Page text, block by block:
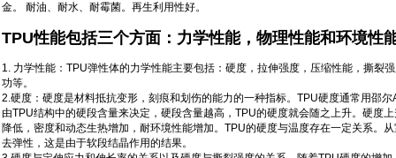
金。 耐油、耐水、耐霉菌。再生利用性好。
TPU性能包括三个方面：力学性能，物理性能和环境性
1. 力学性能：TPU弹性体的力学性能主要包括：硬度，拉伸强度，压缩性能，撕
功等。
2.硬度：硬度是材料抵抗变形，刻痕和划伤的能力的一种指标。TPU硬度通常用邵
由TPU结构中的硬段含量来决定，硬段含量越高，TPU的硬度就会随之上升。硬度
降低，密度和动态生热增加，耐环境性能增加。TPU的硬度与温度存在一定关系
去弹性，这是由于软段结晶作用的结果。